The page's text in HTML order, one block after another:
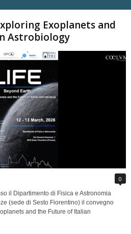
Exoplanets and
Astrobiology
0
il Dipartimento di Fisica e Astronomia
(sede di Sesto Fiorentino) il convegno
and the Future of Italian